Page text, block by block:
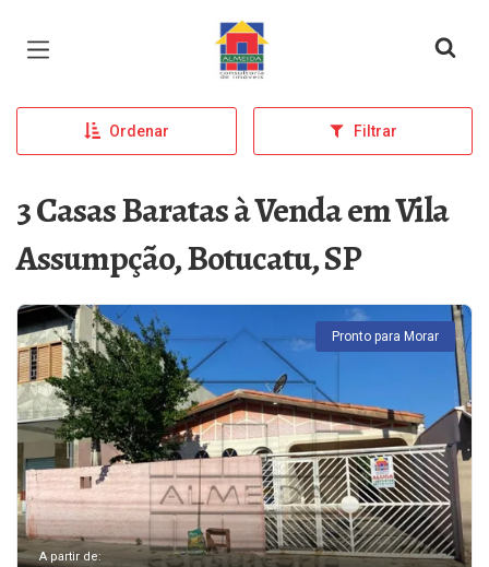
Página inicial
Ordenar Filtrar
3 Casas Baratas à Venda em Vila
Assumpção, Botucatu, SP
Pronto para Morar
A partir de: